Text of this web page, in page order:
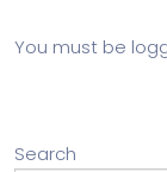
You must be
Search